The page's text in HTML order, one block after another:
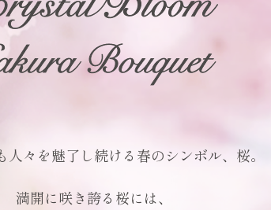
人々を魅了し続ける 春のシンボル、 桜。
満開に咲き誇る桜には、